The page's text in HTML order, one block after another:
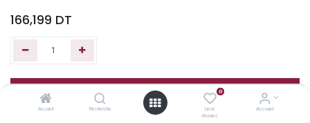
Accueil Recherche
0
Liste
d'envies
Account
166,199 DT
Ajouter au panier